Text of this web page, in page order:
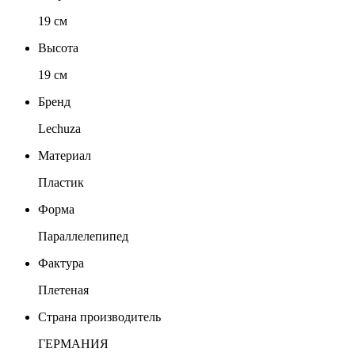
19 см
Высота
19 см
Бренд
Lechuza
Материал
Пластик
Форма
Параллелепипед
Фактура
Плетеная
Страна производитель
ГЕРМАНИЯ